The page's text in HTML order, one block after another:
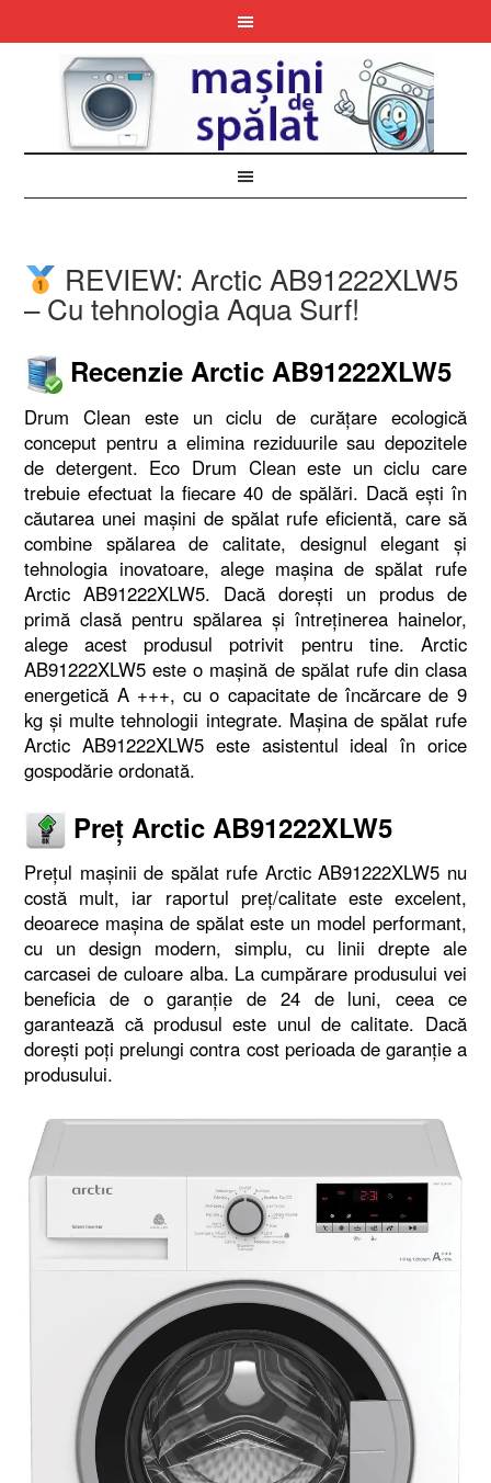
REVIEW: Arctic AB91222XLW5
– Cu tehnologia Aqua Surf!
Recenzie Arctic AB91222XLW5
Drum Clean este un ciclu de curățare ecologică
conceput pentru a elimina reziduurile sau depozitele
de detergent. Eco Drum Clean este un ciclu care
trebuie efectuat la fiecare 40 de spălări. Dacă ești în
căutarea unei mașini de spălat rufe eficientă, care să
combine spălarea de calitate, designul elegant și
tehnologia inovatoare, alege mașina de spălat rufe
Arctic AB91222XLW5. Dacă dorești un produs de
primă clasă pentru spălarea și întreținerea hainelor,
alege acest produsul potrivit pentru tine. Arctic
AB91222XLW5 este o mașină de spălat rufe din clasa
energetică A +++, cu o capacitate de încărcare de 9
kg și multe tehnologii integrate. Mașina de spălat rufe
Arctic AB91222XLW5 este asistentul ideal în orice
gospodărie ordonată.
Preț Arctic AB91222XLW5
Prețul mașinii de spălat rufe Arctic AB91222XLW5 nu
costă mult, iar raportul preț/calitate este excelent,
deoarece mașina de spălat este un model performant,
cu un design modern, simplu, cu linii drepte ale
carcasei de culoare alba. La cumpărare produsului vei
beneficia de o garanție de 24 de luni, ceea ce
garantează că produsul este unul de calitate. Dacă
dorești poți prelungi contra cost perioada de garanție a
produsului.